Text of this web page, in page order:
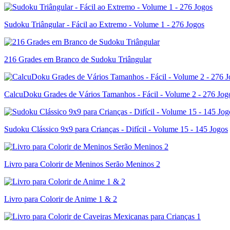
Sudoku Triângular - Fácil ao Extremo - Volume 1 - 276 Jogos
216 Grades em Branco de Sudoku Triângular
CalcuDoku Grades de Vários Tamanhos - Fácil - Volume 2 - 276
Sudoku Clássico 9x9 para Crianças - Difícil - Volume 15 - 145 Jogos
Livro para Colorir de Meninos Serão Meninos 2
Livro para Colorir de Anime 1 & 2